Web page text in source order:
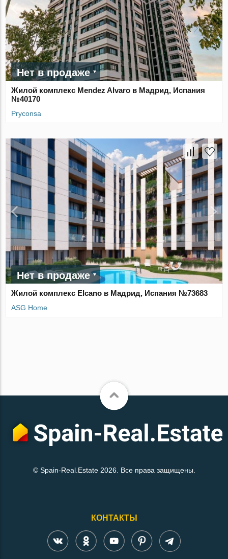
Нет в продаже
Жилой комплекс Mendez Alvaro в Мадрид, Испания
№40170
Pryconsa
Нет в продаже
Жилой комплекс Elcano в Мадрид, Испания №73683
ASG Home
© Spain-Real.Estate 2026. Все права защищены.
КОНТАКТЫ